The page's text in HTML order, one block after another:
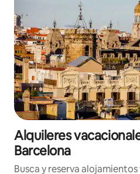
Alquileres
Barcelona
Busca y reserva